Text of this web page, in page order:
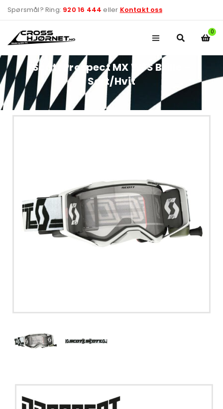
Spørsmål? Ring: 920 16 444 eller Kontakt oss
0
Scott Prospect MX WFS Brille –
Sort/Hvit